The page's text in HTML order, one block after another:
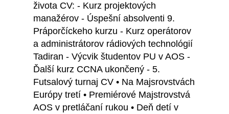
života CV: - Kurz projektových
manažérov - Úspešní absolventi 9.
Práporčíckeho kurzu - Kurz operátorov
a administrátorov rádiových technológií
Tadiran - Výcvik študentov PU v AOS -
Ďalší kurz CCNA ukončený - 5.
Futsalový turnaj CV • Na Majsrovstvách
Európy tretí • Premiérové Majstrovstvá
AOS v pretláčaní rukou • Deň detí v